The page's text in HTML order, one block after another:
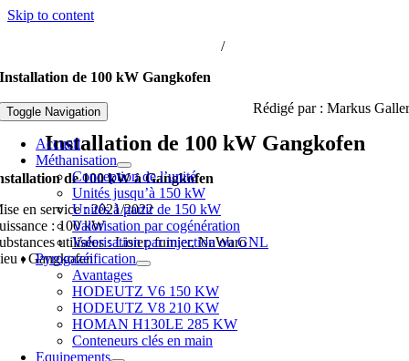
Skip to content
hochreiter@biogaz-hochreiter.fr/
Toggle Navigation
Accueil
Méthanisation
Conception de l’unité
Unités jusqu’à 150 kW
Unités à partir de 150 kW
Valorisation par cogénération
Valorisation par injection ou GNL
Pyrogazéification
Avantages
HODEUTZ V6 150 KW
HODEUTZ V8 210 KW
HOMAN H130LE 285 KW
Conteneurs clés en main
Equipements
Installation de 100 kW Gangkofen
Rédigé par : Markus Galler
Installation de 100 kW Gangkofen
de 100 kW à Gangkofen
en service : 2021/2022
: 100 kW
utilisées : Lisier, fumier, NaWaro
: Gangkofen